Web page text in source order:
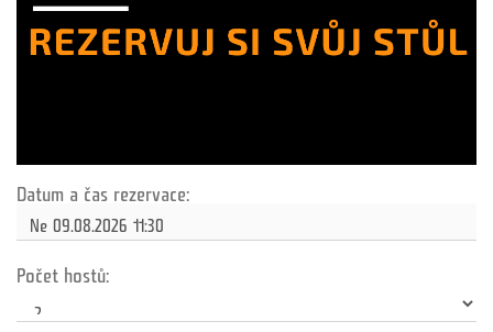
Datum a čas rezervace:
Počet hostů: